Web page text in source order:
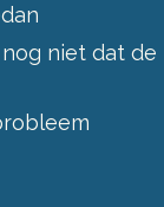
niet dat de